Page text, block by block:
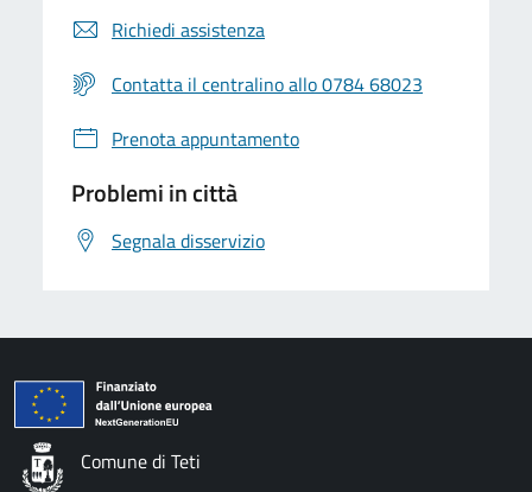
Richiedi assistenza
Contatta il centralino allo 0784 68023
Prenota appuntamento
Problemi in città
Segnala disservizio
Comune di Teti